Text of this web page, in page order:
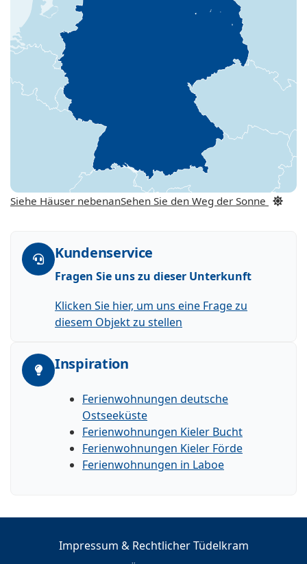
Siehe Häuser nebenanSehen Sie den Weg der Sonne
Kundenservice
Fragen Sie uns zu dieser Unterkunft
Klicken Sie hier, um uns eine Frage zu
diesem Objekt zu stellen
Inspiration
Ferienwohnungen deutsche
Ostseeküste
Ferienwohnungen Kieler Bucht
Ferienwohnungen Kieler Förde
Ferienwohnungen in Laboe
Impressum & Rechtlicher Tüdelkram